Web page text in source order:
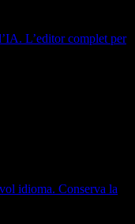
L’editor complet per
idioma. Conserva la